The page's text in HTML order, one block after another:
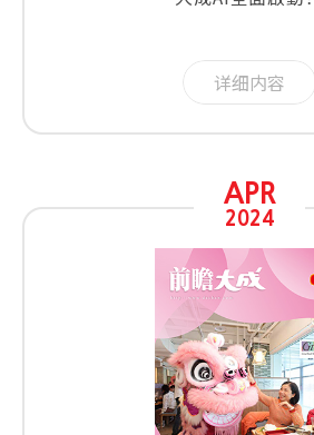
详细内容
APR
2024